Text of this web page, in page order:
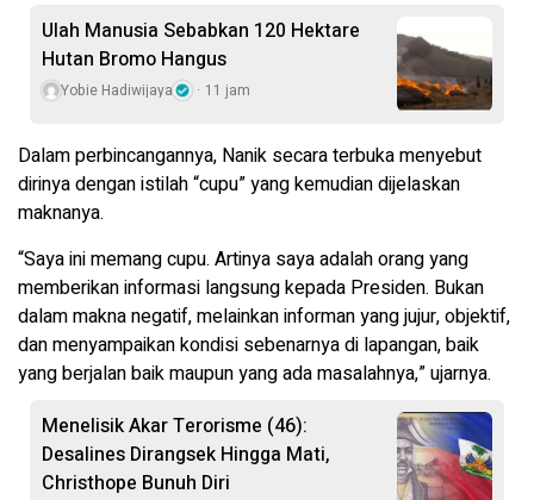
Ulah Manusia Sebabkan 120 Hektare
Hutan Bromo Hangus
Yobie Hadiwijaya 11 jam
Dalam perbincangannya, Nanik secara terbuka menyebut
dirinya dengan istilah “cupu” yang kemudian dijelaskan
maknanya.
“Saya ini memang cupu. Artinya saya adalah orang yang
memberikan informasi langsung kepada Presiden. Bukan
dalam makna negatif, melainkan informan yang jujur, objektif,
dan menyampaikan kondisi sebenarnya di lapangan, baik
yang berjalan baik maupun yang ada masalahnya,” ujarnya.
Menelisik Akar Terorisme (46):
Desalines Dirangsek Hingga Mati,
Christhope Bunuh Diri